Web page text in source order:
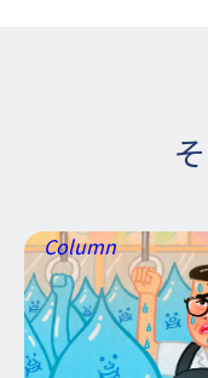
Column